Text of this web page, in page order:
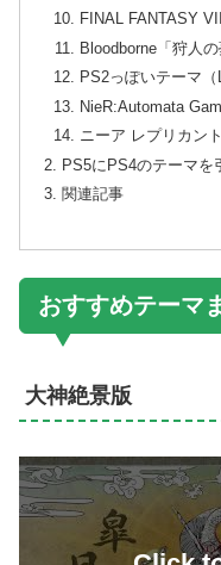
FINAL FANTASY
Bloodborne「狩人
PS2っぽいテーマ（
NieR:Automata
ニーア レプリカン
PS5にPS4のテーマを
関連記事
おすすめテーマ
大神絶景版